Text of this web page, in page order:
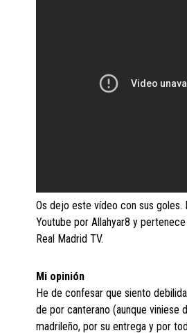
Os dejo este vídeo con sus goles.
Youtube por Allahyar8 y
Real Madrid TV.
Mi opinión
He de confesar que siento
de por canterano (aunque viniese
madrileño, por su entrega y por